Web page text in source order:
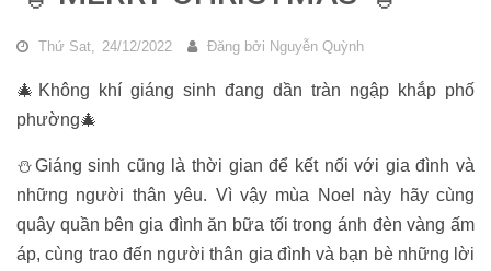
Thứ Sat, 24/12/2022 Đăng bởi Nguyễn Quỳnh
🎄Không khí giáng sinh đang dần tràn ngập khắp phố
phường🎄
⛄️Giáng sinh cũng là thời gian để kết nối với gia đình và
những người thân yêu. Vì vậy mùa Noel này hãy cùng
quây quần bên gia đình ăn bữa tối trong ánh đèn vàng ấm
áp, cùng trao đến người thân gia đình và bạn bè những lời